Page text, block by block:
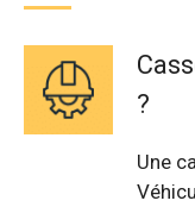
?
Une